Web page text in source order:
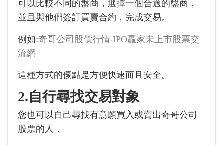
可以比較不同的盤商，選擇一個合適的盤商，
並且與他們簽訂買賣合約，完成交易。
例如:奇哥公司股價行情-IPO贏家未上市股票交
流網
這種方式的優點是方便快速而且安全。
2.自行尋找交易對象
您也可以自己尋找有意願買入或賣出奇哥公司
股票的人，